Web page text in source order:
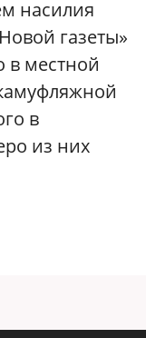
насилия
газеты»
в местной
в
из них